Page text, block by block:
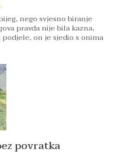
nego svjesno biranje
pravda nije bila kazna,
on je sjedio s onima
povratka